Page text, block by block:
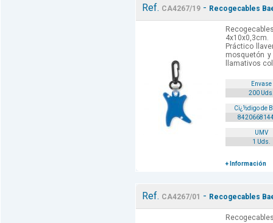
Ref. CA4267/19 - Recogecables
Práctico
mosquetón
llamativos
Envase
200
Cï¿½digo de
UMV
1 Uds.
+ Información
Ref. CA4267/01 - Recogecables